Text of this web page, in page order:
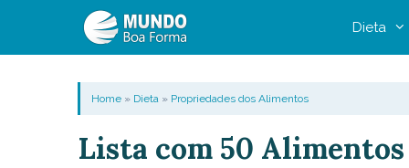
Dieta
Home» Dieta» Propriedades dos Alimentos
Lista com 50